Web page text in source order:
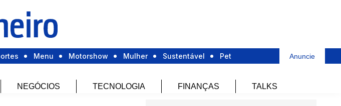
Menu Motorshow Mulher Sustentável Pet Anuncie
NEGÓCIOS TECNOLOGIA FINANÇAS TALKS